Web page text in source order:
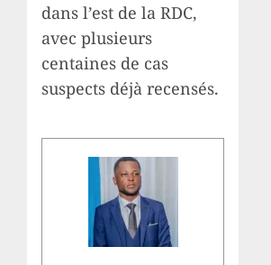
dans l’est de la RDC,
avec plusieurs
centaines de cas
suspects déjà recensés.